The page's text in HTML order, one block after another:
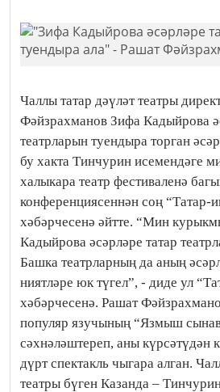
Чаллы татар дәүләт театры
Фәйзрахманов Зифа Кадыйрова
театрларын туендыра торган
бу хакта Тинчурин исемендәге
халыкара театр фестиваленә
конференциясеннән соң “Татар-
хәбәрчесенә әйтте. “Мин
Кадыйрова әсәрләре татар
Башка театрларның да аның
ниятләре юк түгел”, - диде ул
хәбәрчесенә. Рашат
популяр язучының “Язмыш
сәхнәләштереп, аны күрсәтүдән
дүрт спектакль чыгара алган.
театры бүген Казанда –